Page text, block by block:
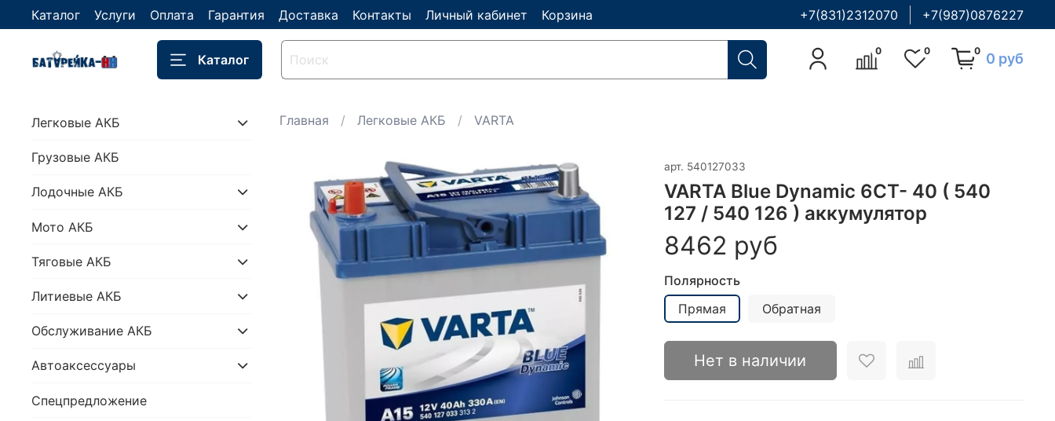
Каталог Услуги Оплата Гарантия Доставка Контакты Личный кабинет Корзина +7(831)2312070 +7(987)0876227
Каталог
0 0 0 0 руб
Главная Легковые АКБ VARTA
арт. 540127033
VARTA Blue Dynamic 6CT- 40 ( 540
127 / 540 126 ) аккумулятор
8462 руб
Полярность
Прямая
Обратная
Нет в наличии
Легковые АКБ
Грузовые АКБ
Лодочные АКБ
Мото АКБ
Тяговые АКБ
Литиевые АКБ
Обслуживание АКБ
Автоаксессуары
Спецпредложение